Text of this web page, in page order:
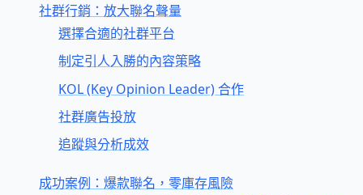
社群行銷：放大聯名聲量
選擇合適的社群平台
制定引人入勝的內容策略
KOL (Key Opinion Leader) 合作
社群廣告投放
追蹤與分析成效
成功案例：爆款聯名，零庫存風險